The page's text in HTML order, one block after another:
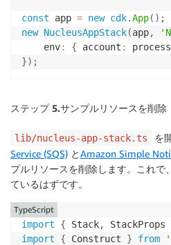
const app = new cdk.App( ) ;
new NucleusAppStack(app,
    env
: { account : process
}) ;
ステップ 5.サンプルリソースを削除
lib/nucleus-app-stack.ts を
Service (SQS) とAmazon Simple
プルリソースを削除します。これで
ているはずです。
import { Stack, StackProps
import
{ Construct } from
TypeScript